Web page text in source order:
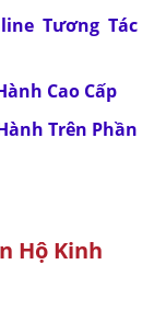
Tương Tác
Cao Cấp
Trên Phần
Hộ Kinh